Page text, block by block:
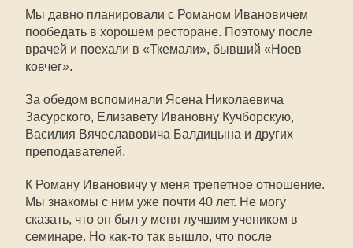
Мы давно планировали с Романом Ивановичем
пообедать в хорошем ресторане. Поэтому после
врачей и поехали в «Ткемали», бывший «Ноев
ковчег».
За обедом вспоминали Ясена Николаевича
Засурского, Елизавету Ивановну Кучборскую,
Василия Вячеславовича Балдицына и других
преподавателей.
К Роману Ивановичу у меня трепетное отношение.
Мы знакомы с ним уже почти 40 лет. Не могу
сказать, что он был у меня лучшим учеником в
семинаре. Но как-то так вышло, что после